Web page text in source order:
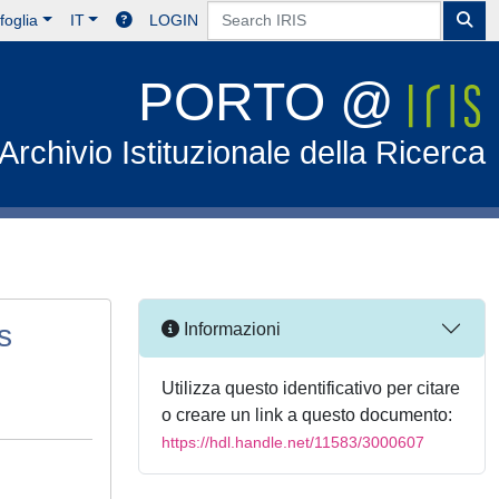
IT LOGIN
PORTO @
Istituzionale della Ricerca
Informazioni
Utilizza questo identificativo per citare
o creare un link a questo documento:
https://hdl.handle.net/11583/3000607